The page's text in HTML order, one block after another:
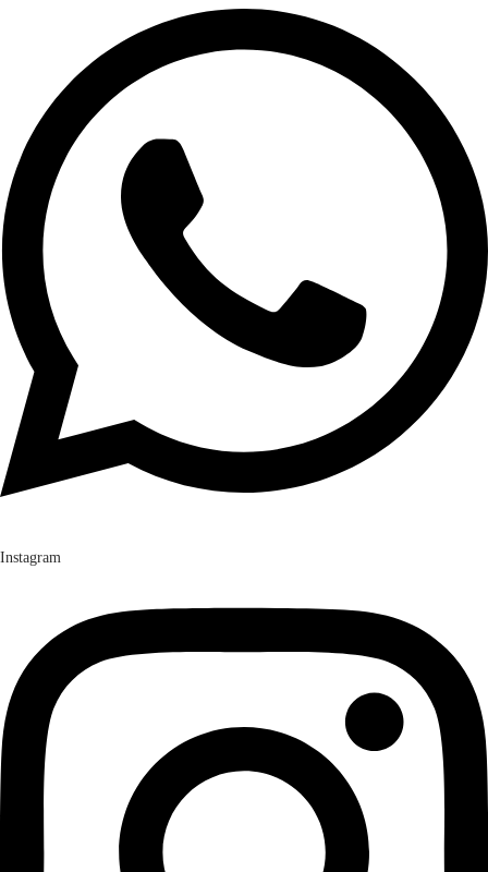
Instagram